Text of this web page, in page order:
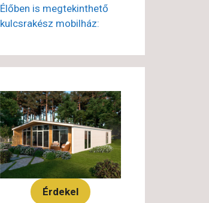
Élőben is megtekinthető
kulcsrakész mobilház:
Érdekel